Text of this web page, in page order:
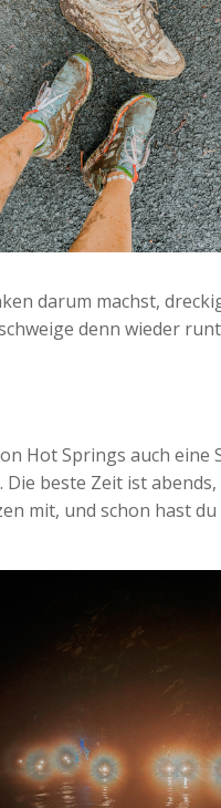
darum machst,
denn wieder
Hot Springs auch eine
beste Zeit ist
mit, und schon hast du